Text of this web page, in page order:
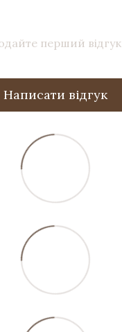
перший відгук
Написати відгук